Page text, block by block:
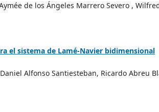
de los Ángeles Marrero Severo ,
el sistema de Lamé-Navier bidimensional
Alfonso Santiesteban, Ricardo Abreu